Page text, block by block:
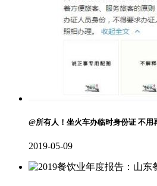
@所有人！坐火车办临时身份证 不用
2019-05-09